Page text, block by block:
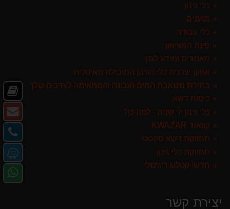
כלי גינון
נטענים
כלי עבודה
פינת המציאון
מאמרים ומידע לגנן
אפקו יצרנית כלי הגינון המובילה מאיטליה
בחירת משאבת המים הנכונה והמתאימה לצרכים שלך
כיסוח דשא
כלי גינון יד שניה - למה כן?
קוואזר KWAZAR
תחזוקת דשא סינטטי
תחזוקת כלי גינון
חדש! קטלוג דיגיטלי
יצירת קשר
-
-